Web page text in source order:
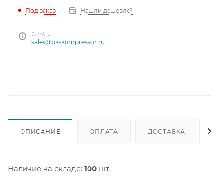
Под заказ Нашли дешевле?
E-MAIL
sales@pk-kompressor.ru
ОПИСАНИЕ ОПЛАТА ДОСТАВКА
Наличие на складе: 100 шт.